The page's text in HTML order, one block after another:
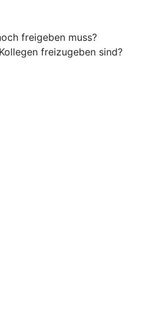
freigeben muss?
freizugeben sind?